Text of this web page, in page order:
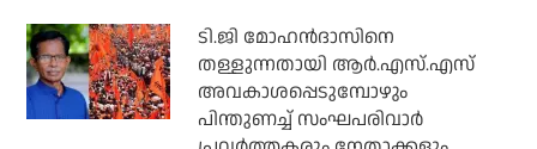
ടി.ജി മോഹന്‍ദാസിനെ
തള്ളുന്നതായി ആര്‍.എസ്.എസ്
അവകാശപ്പെടുമ്പോഴും
പിന്തുണച്ച് സംഘപരിവാര്‍